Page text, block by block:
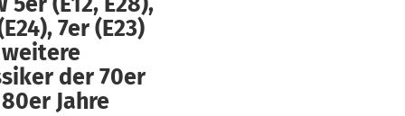
7er (E23)
der 70er
Jahre